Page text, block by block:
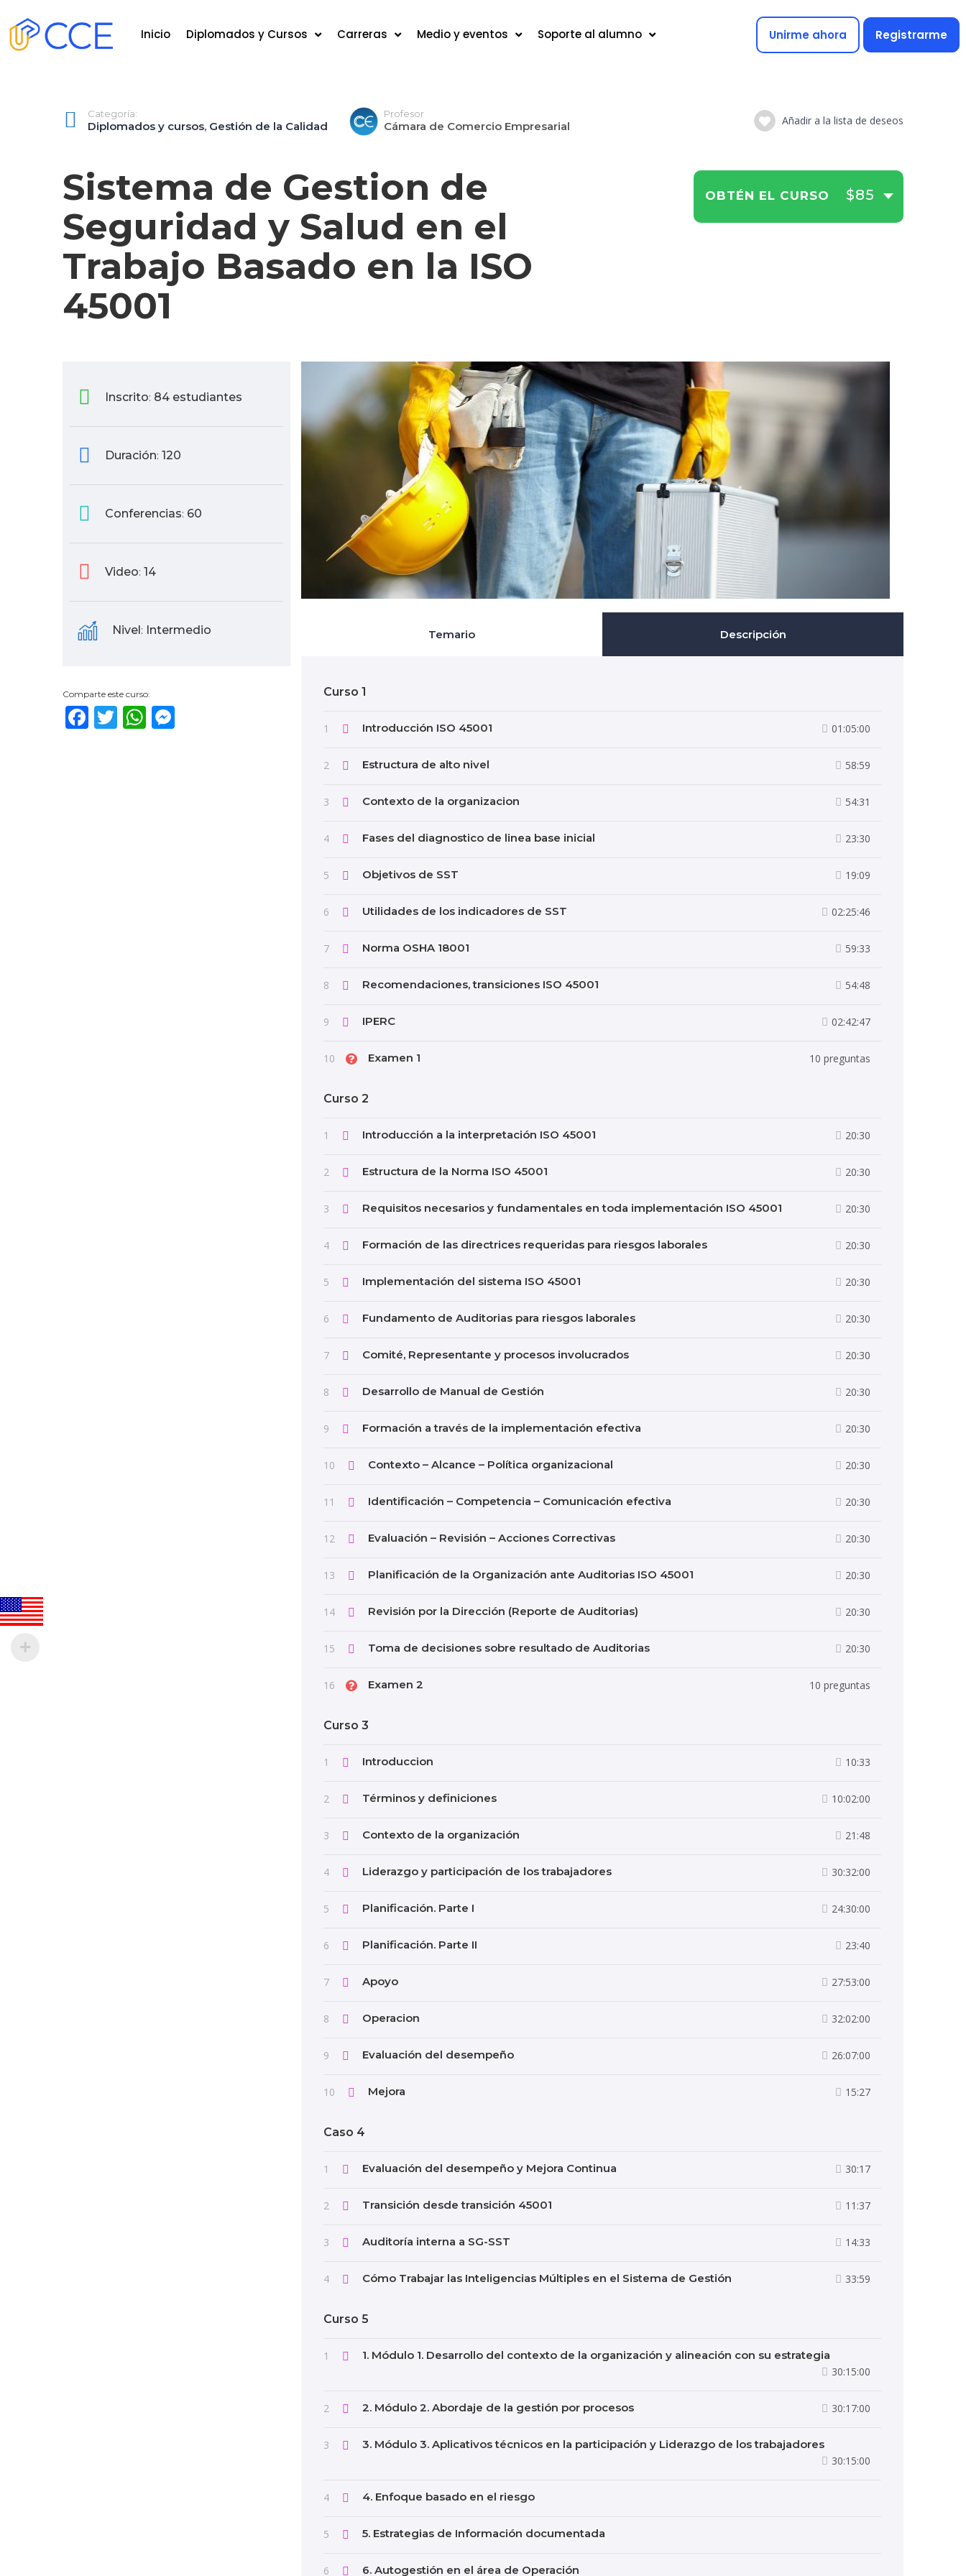
Inicio Diplomados y Cursos Carreras Medio y eventos Soporte al alumno Unirme ahora Registrarme
Categoría:
Diplomados y cursos, Gestión de la Calidad
Profesor
Cámara de Comercio Empresarial Añadir a la lista de deseos
Sistema de Gestion de
Seguridad y Salud en el
Trabajo Basado en la ISO
45001
OBTÉN EL CURSO $85
Inscrito: 84 estudiantes
Duración: 120
Conferencias: 60
Video: 14
Nivel: Intermedio
Comparte este curso:
Facebook
TwitterWhatsApp
Temario Descripción
Curso 1
1 Introducción ISO 45001 01:05:00
2 Estructura de alto nivel 58:59
3 Contexto de la organizacion 54:31
4 Fases del diagnostico de linea base inicial 23:30
5 Objetivos de SST 19:09
6 Utilidades de los indicadores de SST 02:25:46
7 Norma OSHA 18001 59:33
8 Recomendaciones, transiciones ISO 45001 54:48
9 IPERC 02:42:47
10 Examen 1 10 preguntas
Curso 2
1 Introducción a la interpretación ISO 45001 20:30
2 Estructura de la Norma ISO 45001 20:30
3 Requisitos necesarios y fundamentales en toda implementación ISO 45001 20:30
4 Formación de las directrices requeridas para riesgos laborales 20:30
5 Implementación del sistema ISO 45001 20:30
6 Fundamento de Auditorias para riesgos laborales 20:30
7 Comité, Representante y procesos involucrados 20:30
8 Desarrollo de Manual de Gestión 20:30
9 Formación a través de la implementación efectiva 20:30
10 Contexto – Alcance – Política organizacional 20:30
11 Identificación – Competencia – Comunicación efectiva 20:30
12 Evaluación – Revisión – Acciones Correctivas 20:30
13 Planificación de la Organización ante Auditorias ISO 45001 20:30
14 Revisión por la Dirección (Reporte de Auditorias) 20:30
15 Toma de decisiones sobre resultado de Auditorias 20:30
16 Examen 2 10 preguntas
Curso 3
1 Introduccion 10:33
2 Términos y definiciones 10:02:00
3 Contexto de la organización 21:48
4 Liderazgo y participación de los trabajadores 30:32:00
5 Planificación. Parte I 24:30:00
6 Planificación. Parte II 23:40
7 Apoyo 27:53:00
8 Operacion 32:02:00
9 Evaluación del desempeño 26:07:00
10 Mejora 15:27
Caso 4
1 Evaluación del desempeño y Mejora Continua 30:17
2 Transición desde transición 45001 11:37
3 Auditoría interna a SG-SST 14:33
4 Cómo Trabajar las Inteligencias Múltiples en el Sistema de Gestión 33:59
Curso 5
1
1. Módulo 1. Desarrollo del contexto de la organización y alineación con su estrategia
30:15:00
2 2. Módulo 2. Abordaje de la gestión por procesos 30:17:00
3
3. Módulo 3. Aplicativos técnicos en la participación y Liderazgo de los trabajadores
30:15:00
4 4. Enfoque basado en el riesgo
5 5. Estrategias de Información documentada
6 6. Autogestión en el área de Operación